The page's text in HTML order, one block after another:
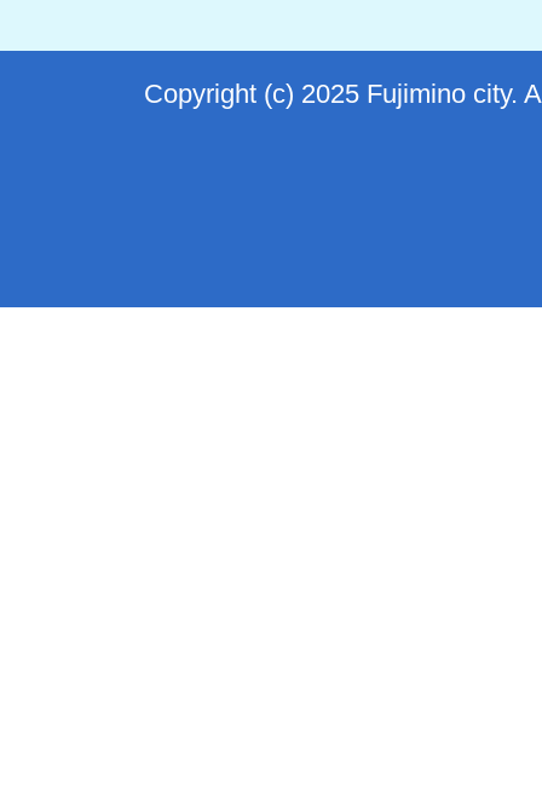
Copyright (c) 2025 Fujimino city.